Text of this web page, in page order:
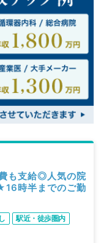
も支給◎人気の院
時半までのご勤
駅近・徒歩圏内